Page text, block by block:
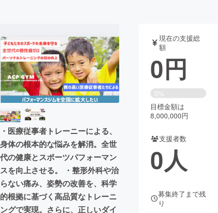
テクノロジー・ガジェット
映像・映画 書籍・雑誌
ビジネス・起業 チャレンジ
まちづくり・地域活性化
CAMPFIRE for Social Good
CAMPFIRE Creation
CAMPFIREふるさと納税machi-ya コミュニティ
・医療従事者トレーニーによる、
身体の根本的な悩みを解消。全世
代の健康とスポーツパフォーマン
スを向上させる。 ・整形外科や治
らない痛み、姿勢の改善を、科学
的根拠に基づく高品質なトレーニ
ングで実現。さらに、正しいダイ
現在の支援総
額
0円
0%
目標金額は
8,000,000円
支援者数
0人
募集終了まで残
り